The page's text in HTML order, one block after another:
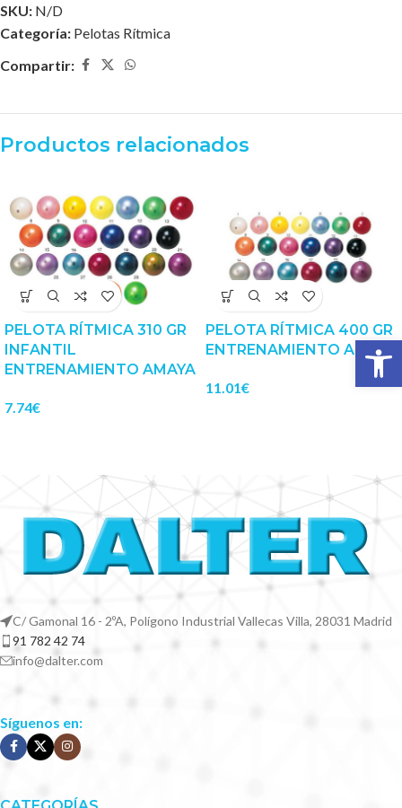
SKU: N/D
Categoría: Pelotas Rítmica
Compartir:
Productos relacionados
PELOTA RÍTMICA 310 GR
INFANTIL
ENTRENAMIENTO AMAYA
7.74€
PELOTA RÍTMICA 400 GR
ENTRENAMIENTO AMAYA
11.01€
C/ Gamonal 16 - 2ºA, Polígono Industrial Vallecas Villa, 28031 Madrid
91 782 42 74
info@dalter.com
Síguenos en:
Abrir